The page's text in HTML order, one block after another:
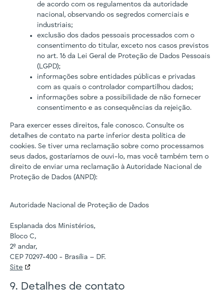
de acordo com os regulamentos da autoridade
nacional, observando os segredos comerciais e
industriais;
exclusão dos dados pessoais processados com o
consentimento do titular, exceto nos casos previstos
no art. 16 da Lei Geral de Proteção de Dados Pessoais
(LGPD);
informações sobre entidades públicas e privadas
com as quais o controlador compartilhou dados;
informações sobre a possibilidade de não fornecer
consentimento e as consequências da rejeição.
Para exercer esses direitos, fale conosco. Consulte os
detalhes de contato na parte inferior desta política de
cookies. Se tiver uma reclamação sobre como processamos
seus dados, gostaríamos de ouvi-lo, mas você também tem o
direito de enviar uma reclamação à Autoridade Nacional de
Proteção de Dados (ANPD):
Autoridade Nacional de Proteção de Dados
Esplanada dos Ministérios,
Bloco C,
2º andar,
CEP 70297-400 - Brasília – DF.
Site
9. Detalhes de contato